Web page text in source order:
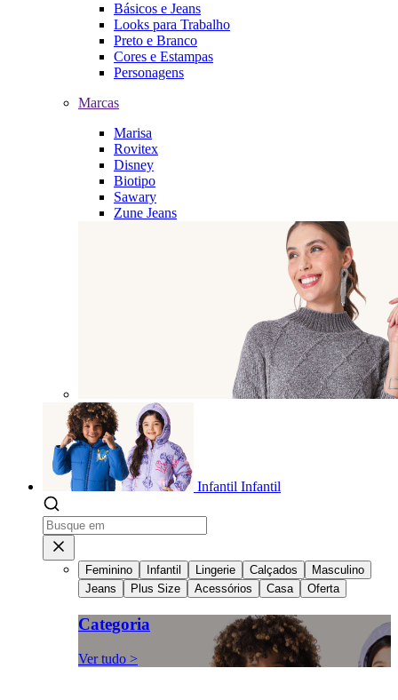
Básicos e Jeans
Looks para Trabalho
Preto e Branco
Cores e Estampas
Personagens
Marcas
Marisa
Rovitex
Disney
Biotipo
Sawary
Zune Jeans
Infantil Infantil
Feminino Infantil Lingerie Calçados
Masculino
Jeans
Plus Size Acessórios Casa Oferta
Categoria
Ver tudo >